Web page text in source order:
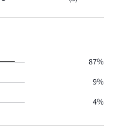
87%
9%
4%